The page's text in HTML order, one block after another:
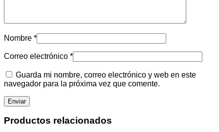
Nombre *
Correo electrónico *
Guarda mi nombre, correo electrónico y web en este
navegador para la próxima vez que comente.
Productos relacionados